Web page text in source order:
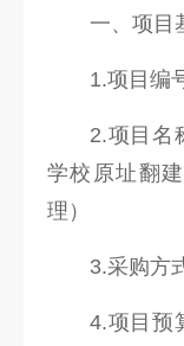
一、项目
1.项目编
2.项目名
学校原址翻
理）
3.采购方
4.项目预